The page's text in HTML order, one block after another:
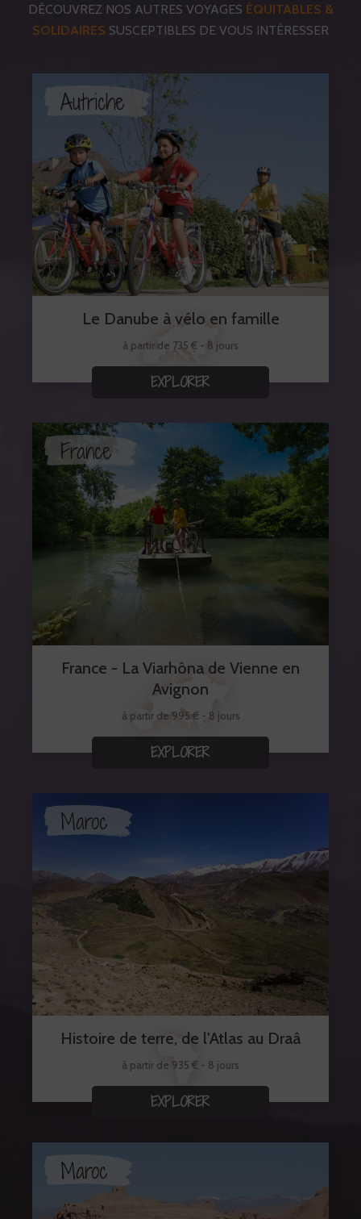
DÉCOUVREZ NOS AUTRES VOYAGES ÉQUITABLES &
SOLIDAIRES SUSCEPTIBLES DE VOUS INTÉRESSER
Autriche
Le Danube à vélo en famille
à partir de 735 € - 8 jours
EXPLORER
France
France - La Viarhôna de Vienne en
Avignon
à partir de 995 € - 8 jours
EXPLORER
Maroc
Histoire de terre, de l'Atlas au Draâ
à partir de 935 € - 8 jours
EXPLORER
Maroc